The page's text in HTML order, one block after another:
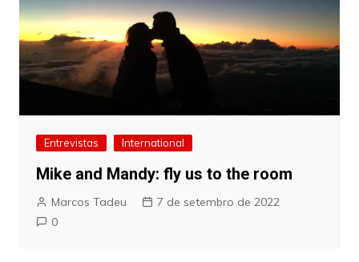
Entrevistas International
Mike and Mandy: fly us to the room
Marcos Tadeu
7 de setembro de 2022
0